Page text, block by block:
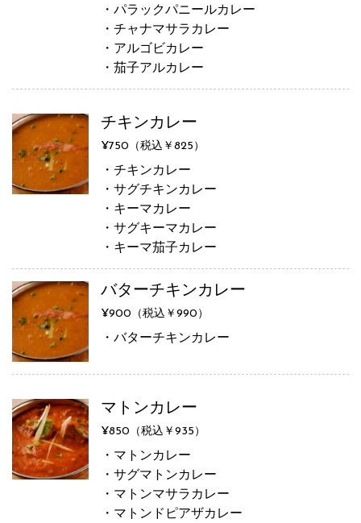
・パラックパニールカレー
・チャナマサラカレー
・アルゴビカレー
・茄子アルカレー
チキンカレー
¥750（税込￥825）
・チキンカレー
・サグチキンカレー
・キーマカレー
・サグキーマカレー
・キーマ茄子カレー
バターチキンカレー
¥900（税込￥990）
・バターチキンカレー
マトンカレー
¥850（税込￥935）
・マトンカレー
・サグマトンカレー
・マトンマサラカレー
・マトンドピアザカレー